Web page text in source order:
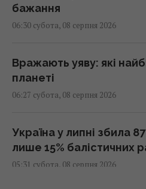
бажання
06:30 субота, 08 серпня 2026
Вражають уяву: які
планеті
06:27 субота, 08 серпня 2026
Україна у липні збила
лише 15% балістичних
05:31 субота, 08 серпня 2026